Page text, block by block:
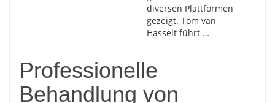
diversen Plattformen
gezeigt. Tom van
Hasselt führt …
Professionelle
Behandlung von